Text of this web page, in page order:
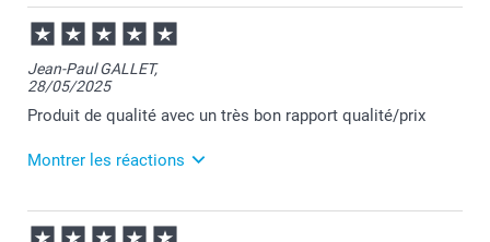
13/11/2025
07:24
Merci Evelyne pour votre commande et pour votre
chouette commentaire.
Je suis heureuse d'apprendre votre satisfaction.
Passez une agréable journée.
Cordialement,
Florence@smartphoto
Jean-Paul GALLET,
28/05/2025
Produit de qualité avec un très bon rapport qualité/prix
Montrer les réactions
28/05/2025
11:58